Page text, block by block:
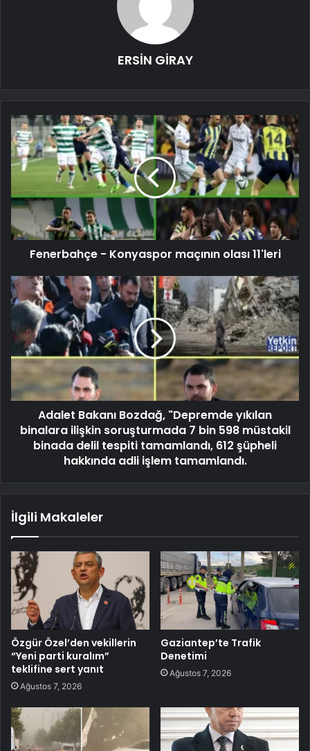
ERSİN GİRAY
Fenerbahçe - Konyaspor maçının olası 11'leri
Adalet Bakanı Bozdağ, "Depremde yıkılan
binalara ilişkin soruşturmada 7 bin 598 müstakil
binada delil tespiti tamamlandı, 612 şüpheli
hakkında adli işlem tamamlandı.
İlgili Makaleler
Özgür Özel’den vekillerin
“Yeni parti kuralım”
teklifine sert yanıt
Ağustos 7, 2026
Gaziantep’te Trafik
Denetimi
Ağustos 7, 2026